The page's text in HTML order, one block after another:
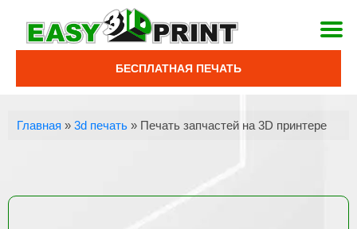
БЕСПЛАТНАЯ ПЕЧАТЬ
Главная »3d печать » Печать запчастей на 3D принтере